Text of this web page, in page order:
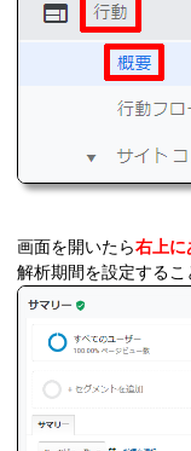
画面を開いたら右上に
解析期間を設定するこ